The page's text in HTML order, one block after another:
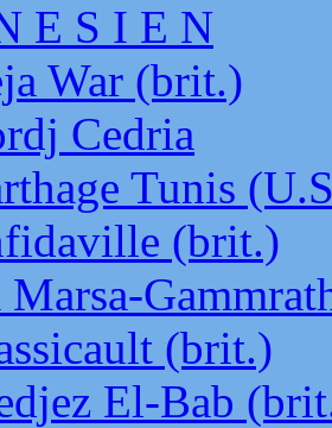
E S I E N
War (brit.)
Cedria
Tunis
(brit.)
Marsa-
(brit.)
El-Bab